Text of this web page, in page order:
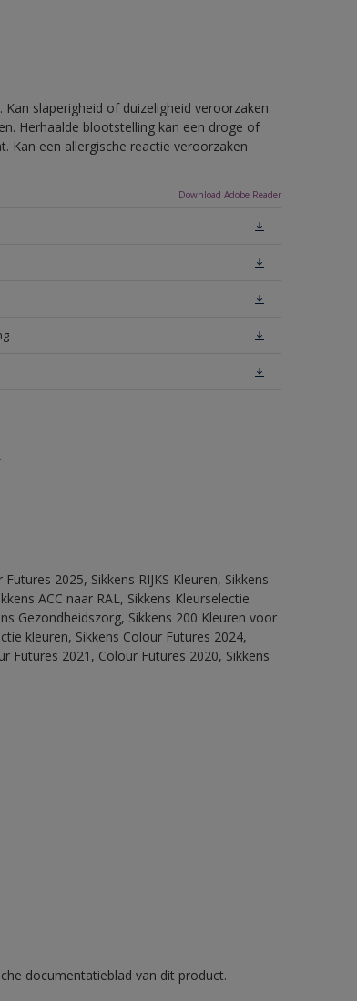
slaperigheid of duizeligheid veroorzaken.
Herhaalde blootstelling kan een droge of
Kan een allergische reactie veroorzaken
Download Adobe Reader
2025, Sikkens RIJKS Kleuren, Sikkens
ACC naar RAL, Sikkens Kleurselectie
Gezondheidszorg, Sikkens 200 Kleuren voor
kleuren, Sikkens Colour Futures 2024,
Futures 2021, Colour Futures 2020, Sikkens
documentatieblad van dit product.